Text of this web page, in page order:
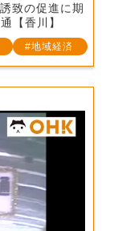
致の促進に期
【香川】
地域経済